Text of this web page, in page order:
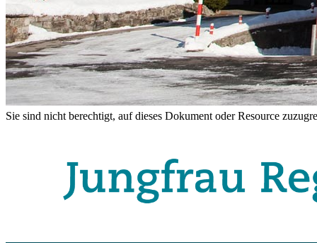
Sie sind nicht berechtigt, auf dieses Dokument oder Resource